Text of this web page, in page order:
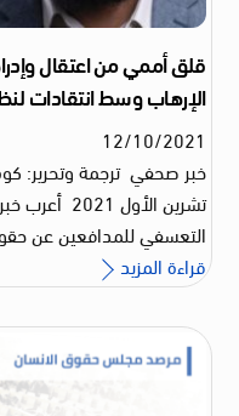
قلق أممي من اعتقال
الإرهاب وسط انتقادات
12/10/2021
تشرين
التعسفي للمدافعين عن
قراءة المزيد